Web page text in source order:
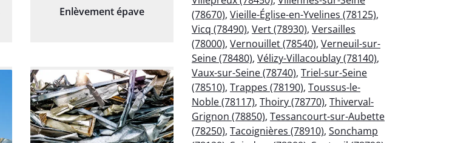
Enlèvement épave
(78670), Vieille-Église-en-Yvelines (78125),
Vicq (78490), Vert (78930), Versailles
(78000), Vernouillet (78540), Verneuil-sur-
Seine (78480), Vélizy-Villacoublay (78140),
Vaux-sur-Seine (78740), Triel-sur-Seine
(78510), Trappes (78190), Toussus-le-
Noble (78117), Thoiry (78770), Thiverval-
Grignon (78850), Tessancourt-sur-Aubette
(78250), Tacoignières (78910), Sonchamp